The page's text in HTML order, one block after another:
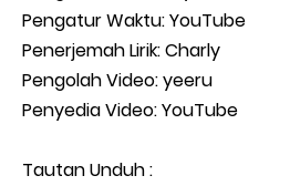
Pengatur Waktu: YouTube
Penerjemah Lirik: Charly
Pengolah Video: yeeru
Penyedia Video: YouTube
Tautan Unduh :